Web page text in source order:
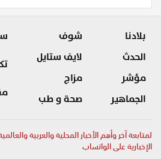
بلادنا
الحدث
مؤشر
الجماهير
شوف
لايف ستايل
مزاج
صحة و طب
لمتابعة آخر وأهم الأخبار المحلية والعربية
الإخبارية على الواتساب